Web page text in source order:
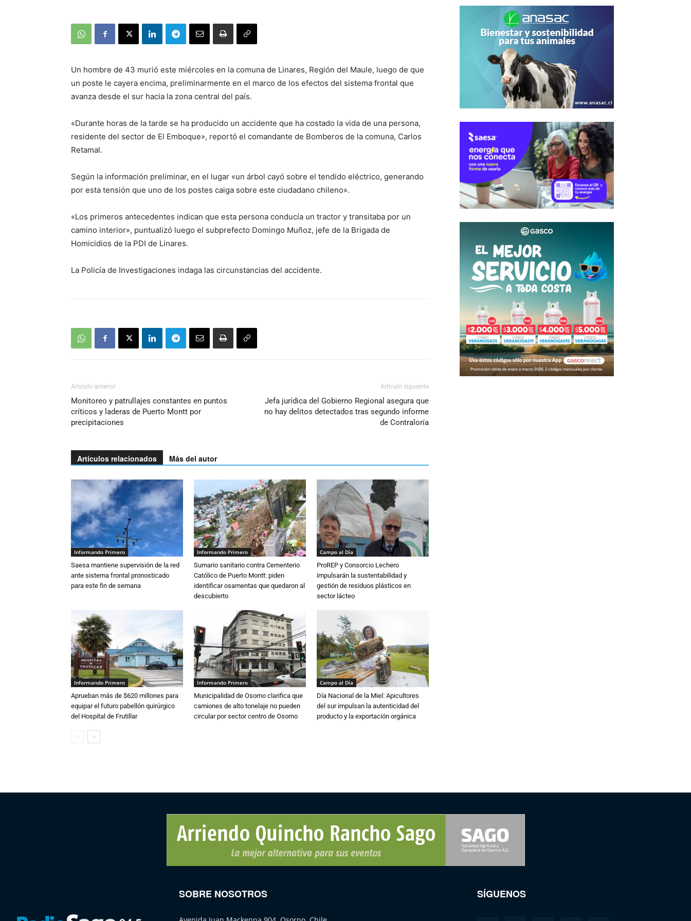
Un hombre de 43 murió este miércoles en la comuna de Linares, Región del Maule, luego de que
un poste le cayera encima, preliminarmente en el marco de los efectos del sistema frontal que
avanza desde el sur hacia la zona central del país.
«Durante horas de la tarde se ha producido un accidente que ha costado la vida de una persona,
residente del sector de El Emboque», reportó el comandante de Bomberos de la comuna, Carlos
Retamal.
Según la información preliminar, en el lugar «un árbol cayó sobre el tendido eléctrico, generando
por esta tensión que uno de los postes caiga sobre este ciudadano chileno».
«Los primeros antecedentes indican que esta persona conducía un tractor y transitaba por un
camino interior», puntualizó luego el subprefecto Domingo Muñoz, jefe de la Brigada de
Homicidios de la PDI de Linares.
La Policía de Investigaciones indaga las circunstancias del accidente.
Artículo anterior
Monitoreo y patrullajes constantes en puntos
críticos y laderas de Puerto Montt por
precipitaciones
Artículo siguiente
Jefa jurídica del Gobierno Regional asegura que
no hay delitos detectados tras segundo informe
de Contraloría
Artículos relacionados Más del autor
Informando Primero
Saesa mantiene supervisión de la red
ante sistema frontal pronosticado
para este fin de semana
Informando Primero
Sumario sanitario contra Cementerio
Católico de Puerto Montt: piden
identificar osamentas que quedaron al
descubierto
Campo al Día
ProREP y Consorcio Lechero
impulsarán la sustentabilidad y
gestión de residuos plásticos en
sector lácteo
Informando Primero
Aprueban más de $620 millones para
equipar el futuro pabellón quirúrgico
del Hospital de Frutillar
Informando Primero
Municipalidad de Osorno clarifica que
camiones de alto tonelaje no pueden
circular por sector centro de Osorno
Campo al Día
Día Nacional de la Miel: Apicultores
del sur impulsan la autenticidad del
producto y la exportación orgánica
SOBRE NOSOTROS SÍGUENOS